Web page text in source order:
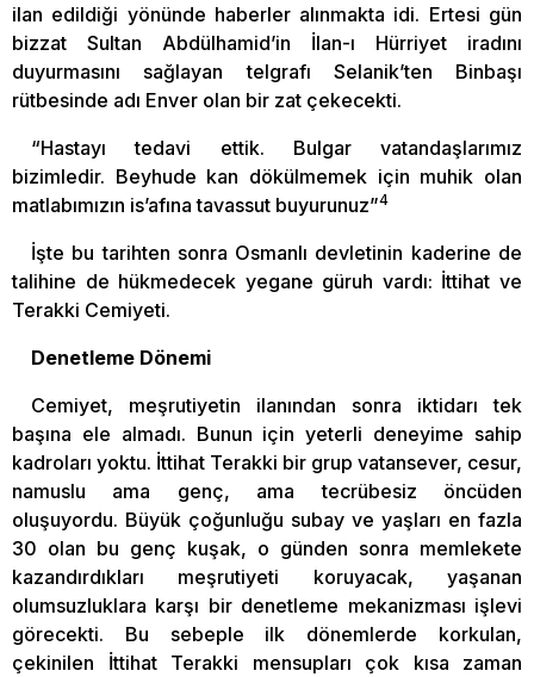
ilan edildiği yönünde haberler alınmakta idi. Ertesi gün
bizzat Sultan Abdülhamid’in İlan-ı Hürriyet iradını
duyurmasını sağlayan telgrafı Selanik’ten Binbaşı
rütbesinde adı Enver olan bir zat çekecekti.
“Hastayı tedavi ettik. Bulgar vatandaşlarımız
bizimledir. Beyhude kan dökülmemek için muhik olan
matlabımızın is’afına tavassut buyurunuz”4
İşte bu tarihten sonra Osmanlı devletinin kaderine de
talihine de hükmedecek yegane güruh vardı: İttihat ve
Terakki Cemiyeti.
Denetleme Dönemi
Cemiyet, meşrutiyetin ilanından sonra iktidarı tek
başına ele almadı. Bunun için yeterli deneyime sahip
kadroları yoktu. İttihat Terakki bir grup vatansever, cesur,
namuslu ama genç, ama tecrübesiz öncüden
oluşuyordu. Büyük çoğunluğu subay ve yaşları en fazla
30 olan bu genç kuşak, o günden sonra memlekete
kazandırdıkları meşrutiyeti koruyacak, yaşanan
olumsuzluklara karşı bir denetleme mekanizması işlevi
görecekti. Bu sebeple ilk dönemlerde korkulan,
çekinilen İttihat Terakki mensupları çok kısa zaman